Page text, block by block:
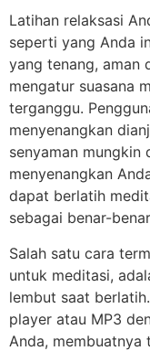
Latihan relaksasi
seperti yang Anda
yang tenang, aman
mengatur suasana
terganggu.
menyenangkan
senyaman mungkin
menyenangkan
dapat berlatih
sebagai benar-
Salah satu cara
untuk meditasi,
lembut saat
player atau MP3
Anda, membuatnya